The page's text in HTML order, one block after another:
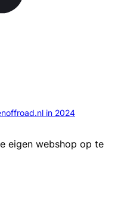
in 2024
eigen webshop op te